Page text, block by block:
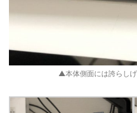
▲本体側面には誇らしげ